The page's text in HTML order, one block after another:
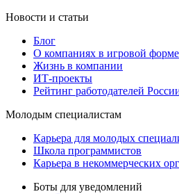
Новости и статьи
Блог
О компаниях в игровой форме
Жизнь в компании
ИТ-проекты
Рейтинг работодателей
Молодым специалистам
Карьера для молодых
Школа программистов
Карьера в некоммерческих
Боты для уведомлений